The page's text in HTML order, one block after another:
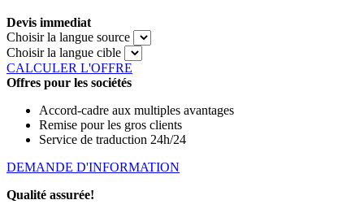
Devis immediat
Choisir la langue source
Choisir la langue cible
CALCULER L'OFFRE
Offres pour les sociétés
Accord-cadre aux multiples avantages
Remise pour les gros clients
Service de traduction 24h/24
DEMANDE D'INFORMATION
Qualité assurée!